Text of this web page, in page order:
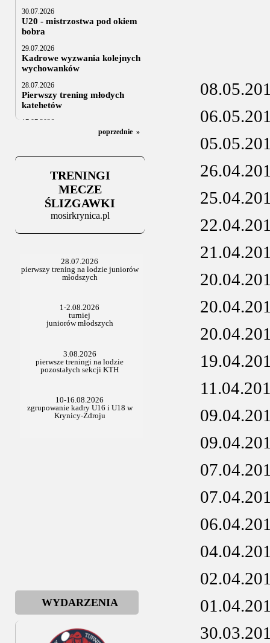
30.07.2026
U20 - mistrzostwa pod okiem
bobra
29.07.2026
Kadrowe wyzwania kolejnych
wychowanków
28.07.2026
Pierwszy trening młodych
katehetów
17.07.2026
U20: z kraju i z zagranicy
Za trzy tygodnie na lód
06.07.2025
Stowarzyszenie po Walnym
poprzednie »
TRENINGI
MECZE
ŚLIZGAWKI
mosirkrynica.pl
WYDARZENIA